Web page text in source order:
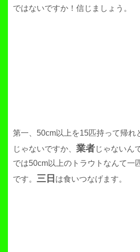
ではないですか！信じましょう。
第一、50cm以上を15匹持って帰れ
じゃないですか、 業者じゃないん
では50cm以上のトラウトなんて一
です。 三日 は食いつなげます。